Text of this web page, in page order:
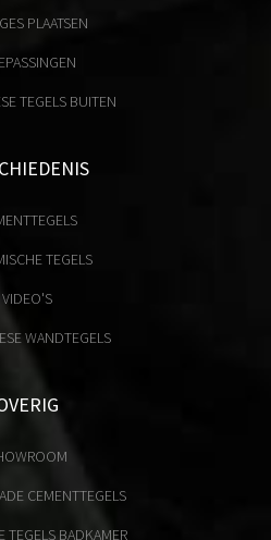
PLAATSEN
TEGELS BUITEN
TEGELS
VIDEO'S
WANDTEGELS
CEMENTTEGELS
TEGELS BADKAMER